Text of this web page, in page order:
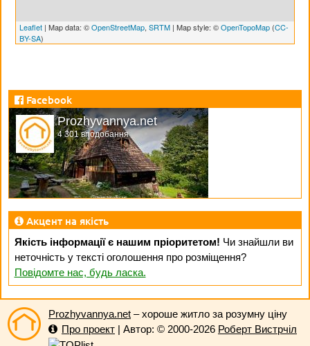
Leaflet | Map data: ©OpenStreetMap, SRTM | Map style: ©OpenTopoMap (CC-
BY-SA)
Facebook
Prozhyvannya.net
4 301 вподобання
Акцент на якість
Якість інформації є нашим пріоритетом! Чи знайшли ви
неточність у тексті оголошення про розміщення?
Повідомте нас, будь ласка.
Prozhyvannya.net – хороше житло за розумну ціну
Про проект | Автор: © 2000-2026 Роберт Вистрчіл